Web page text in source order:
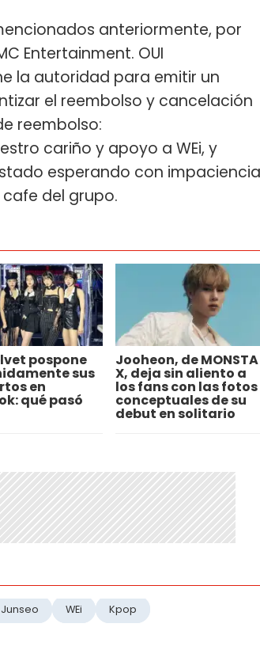
anteriormente, por
Entertainment. OUI
la autoridad para emitir un
el reembolso y cancelación
reembolso:
cariño y apoyo a WEi, y
esperando con impaciencia
del grupo.
pospone
sus
en
qué pasó
Jooheon, de MONSTA
X, deja sin aliento a
los fans con las fotos
conceptuales de su
debut en solitario
Junseo WEi Kpop